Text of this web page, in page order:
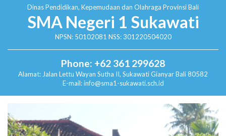
Dinas Pendidikan, Kepemudaan dan Olahraga Provinsi Bali
SMA Negeri 1 Sukawati
NPSN: 50102081 NSS: 301220504020
Phone: +62 361 299628
Alamat: Jalan Lettu Wayan Sutha II, SukawatiGianyar Bali 80582
E-mail: info@sma1-sukawati.sch.id